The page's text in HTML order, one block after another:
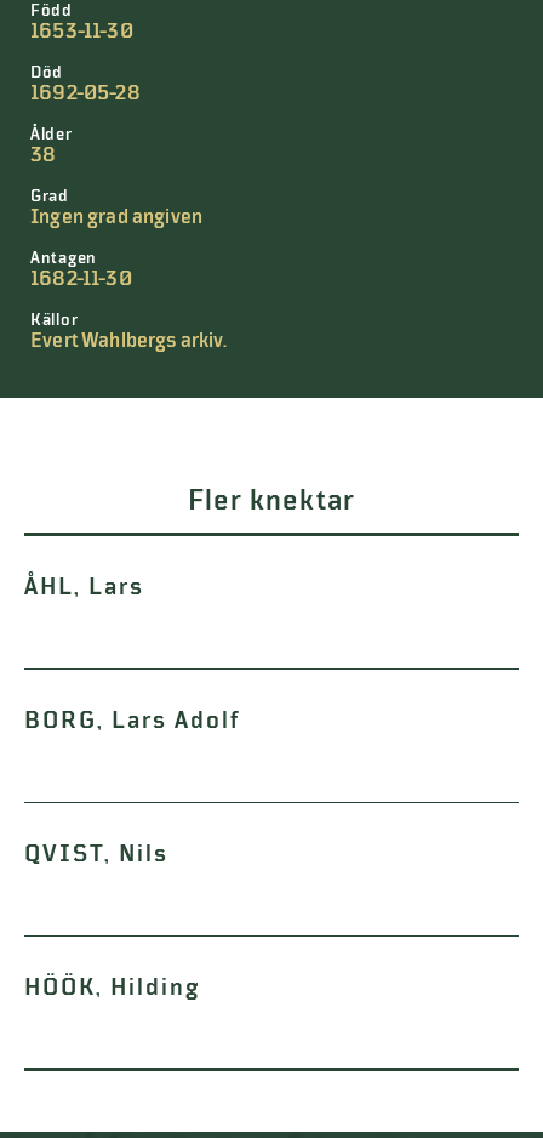
Född
1653-11-30
Död
1692-05-28
Ålder
38
Grad
Ingen grad angiven
Antagen
1682-11-30
Källor
Evert Wahlbergs arkiv.
Fler knektar
ÅHL, Lars
BORG, Lars Adolf
QVIST, Nils
HÖÖK, Hilding